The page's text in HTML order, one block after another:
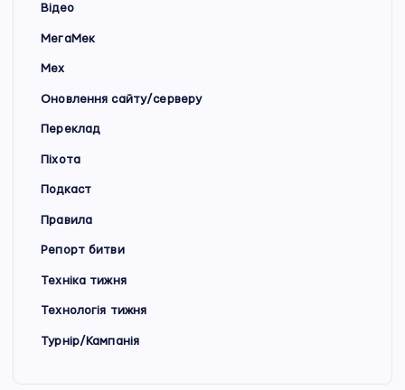
Відео
МегаМек
Мех
Оновлення сайту/серверу
Переклад
Піхота
Подкаст
Правила
Репорт битви
Техніка тижня
Технологія тижня
Турнір/Кампанія